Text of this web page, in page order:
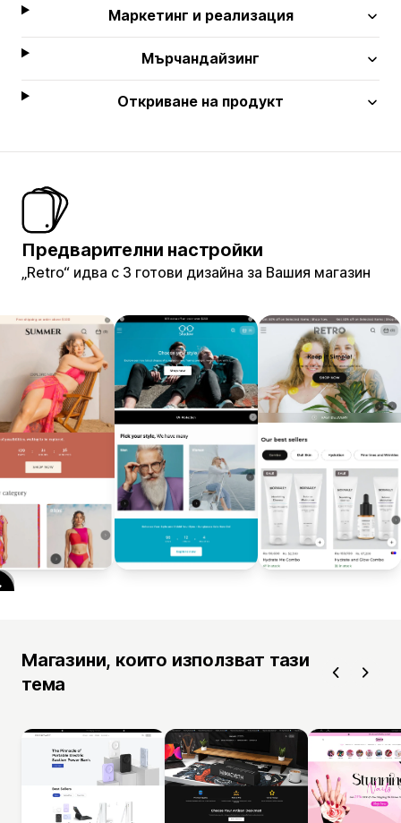
Маркетинг и реализация
Мърчандайзинг
Откриване на продукт
Предварителни настройки
„Retro“ идва с 3 готови дизайна за Вашия магазин
Магазини, които използват тази
тема